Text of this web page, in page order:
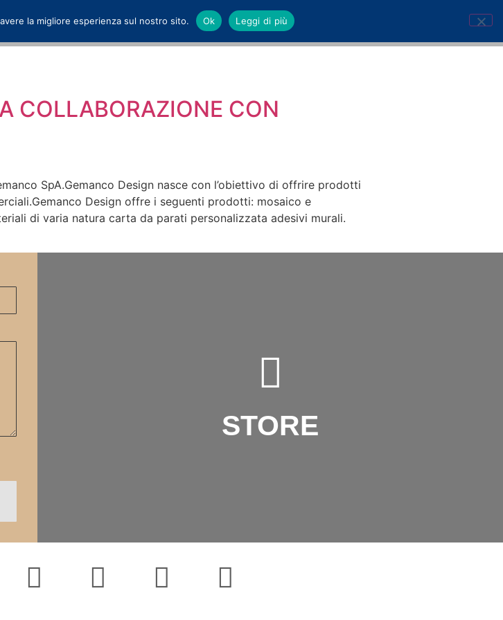
COLLABORAZIONE CON
SpA.Gemanco Design nasce con l’obiettivo di offrire prodotti
Design offre i seguenti prodotti: mosaico e
di varia natura carta da parati personalizzata adesivi murali.
STORE
la migliore esperienza sul nostro sito. Ok Leggi di più